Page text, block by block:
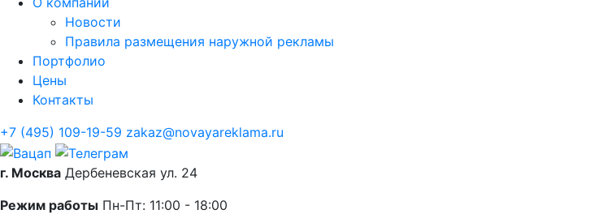
Новости
Правила размещения наружной рекламы
Портфолио
Цены
Контакты
+7 (495) 109-19-59 zakaz@novayareklama.ru
г. Москва Дербеневская ул. 24
Режим работы Пн-Пт: 11:00 - 18:00